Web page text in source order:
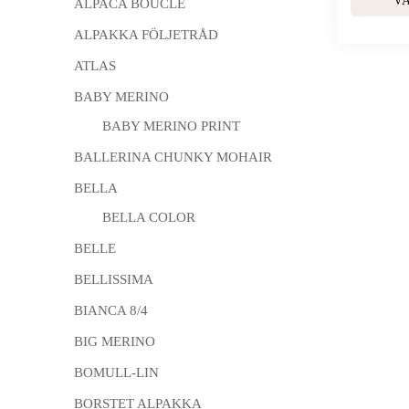
ALPACA BOUCLÉ
ALPAKKA FÖLJETRÅD
ATLAS
BABY MERINO
BABY MERINO PRINT
BALLERINA CHUNKY MOHAIR
BELLA
BELLA COLOR
BELLE
BELLISSIMA
BIANCA 8/4
BIG MERINO
BOMULL-LIN
BORSTET ALPAKKA